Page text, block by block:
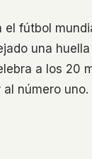
fútbol
una
a los 20
número uno.